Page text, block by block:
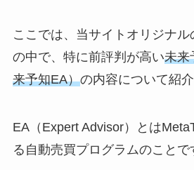
ここでは、当サイトオリジナ
の中で、特に前評判が高い未来
来予知EA）の内容について紹介
EA（Expert Advisor）とは
る自動売買プログラムのことで